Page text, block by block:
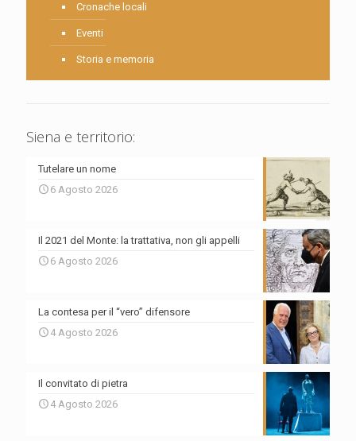
Cronache locali
Eventi
Storia e memoria
Siena e territorio:
Tutelare un nome
6 Agosto 2026
Il 2021 del Monte: la trattativa, non gli appelli
6 Agosto 2026
La contesa per il “vero” difensore
4 Agosto 2026
Il convitato di pietra
4 Agosto 2026